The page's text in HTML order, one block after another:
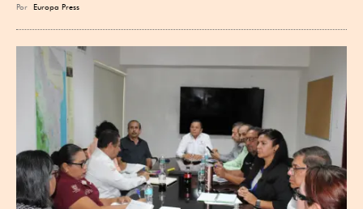
Por Europa Press